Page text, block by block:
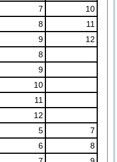
7
10
8
11
9
12
8
9
10
11
12
5
7
6
8